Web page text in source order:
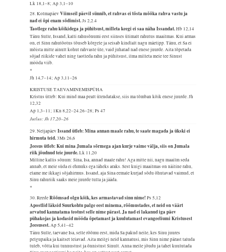
Lk 18,1–8; Ap 3,1–10
28. KolmapäevViimseil päevil sünnib, et rahvas ei tõsta mõõka rahva vastu ja
nad ei õpi enam sõdimist.Js 2,2.4
Taotlege rahu kõikidega ja pühitsust, milleta keegi ei saa näha Issandat.Hb 12,14
Tänu Sulle, Issand, kalli rahusõnumi eest siinses ülimalt rahutus maailmas. Kui armas
on, et Sinu rahutõotus tõuseb kõrgele ja seisab kindlalt nagu mäetipp. Tänu, et Sa ei
mõista mitte ainult kohut rahvaste üle, vaid juhatad nad enese juurde. Aita lõpetada
sõjad riikide vahel ning taotleda rahu ja pühitsust, ilma milleta meie tee Sinust
mööda viib.
*
Jh 14,7–14; Ap 3,11–26
KRISTUSE TAEVAMINEMISPÜHA
Kristus ütleb: Kui mind maa pealt ülendatakse, siis ma tõmban kõik enese juurde.Jh
12,32
Ap 1,3–11; 1Kn 8,22–24.26–28; Ps 47
Jutlus: Jh 17,20–26
29. NeljapäevIssand ütleb: Mina annan maale rahu, te saate magada ja ükski ei
hirmuta teid.3Ms 26,6
Jeesus ütleb: Kui mina Jumala sõrmega ajan kurje vaime välja, siis on Jumala
riik jõudnud teie juurde.Lk 11,20
Milline kallis sõnum: Sina, Isa, annad maale rahu! Aga mitte nii, nagu maailm seda
annab, et meie süda ei ehmuks ega läheks araks. Sest kuigi maailmas on näiline rahu,
elame me ikkagi sõjahirmus. Issand, aja Sina eemale kurjad sõdu õhutavad vaimud, et
Sinu rahuriik saaks meie juurde tulla ja jääda.
*
30. ReedeRõõmsad olgu kõik, kes armastavad sinu nime!Ps 5,12
Apostlid läksid Suurkohtu palge eest minema, rõõmustades, et neid on väärt
arvatud kannatama teotust selle nime pärast. Ja nad ei lakanud iga päev
pühakojas ja kodasid mööda õpetamast ja kuulutamast evangeeliumi Kristusest
Jeesusest.Ap 5,41–42
Tänu Sulle, taevane Isa, selle rõõmu eest, mida Sa pakud neile, kes Sinu juures
pelgupaika ja kaitset leiavad. Aita meilgi neid kannatusi, mis Sinu nime pärast taluda
tuleb, võtta kui tunnustust ja õnnistust Sinult. Anna meile jõudu ja tahet kuulutada